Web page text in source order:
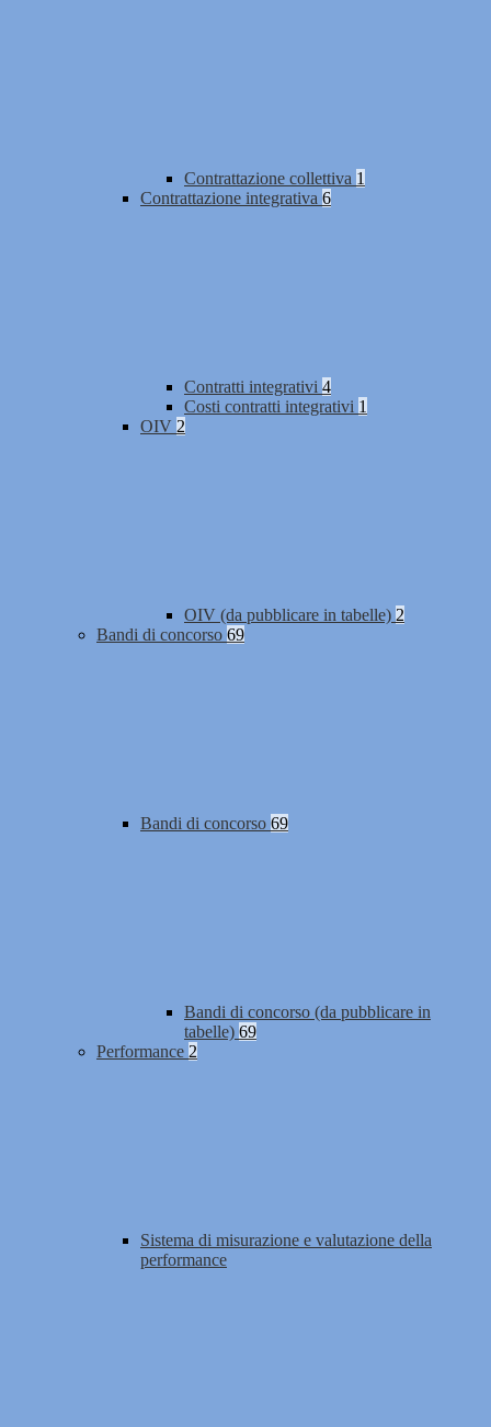
Contrattazione collettiva 1
Contrattazione integrativa 6
Contratti integrativi 4
Costi contratti integrativi 1
OIV 2
OIV (da pubblicare in tabelle) 2
Bandi di concorso 69
Bandi di concorso 69
Bandi di concorso (da pubblicare in
tabelle) 69
Performance 2
Sistema di misurazione e valutazione della
performance